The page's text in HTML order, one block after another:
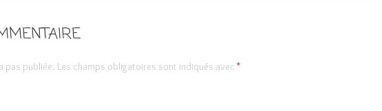
pas publiée. Les champs obligatoires sont indiqués avec *